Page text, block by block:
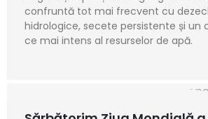
confruntă tot mai frecvent cu
hidrologice, secete persistente și un
ce mai intens al resurselor de apă.